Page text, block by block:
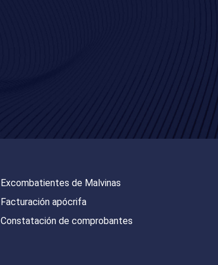
Excombatientes de Malvinas
Facturación apócrifa
Constatación de comprobantes